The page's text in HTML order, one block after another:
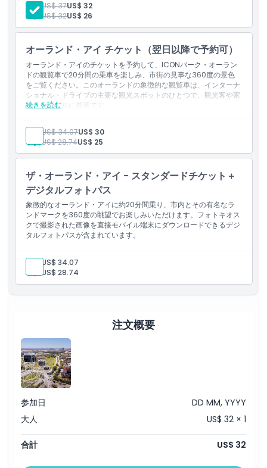
ハイライト
含まれるもの
子供／大人ポリシー
除外事項
注意事項
場所
引換方法
キャンセルポリシー
大人: US$ 37US$ 32
子供:
US$ 32US$ 26
オーランド・アイ チケット（翌日以降で予約可）
オーランド・アイのチケットを予約して、ICONパーク・オーラン
ドの観覧車で20分間の乗車を楽しみ、市街の見事な360度の景色
をご覧ください。このオーランドの象徴的な観覧車は、インターナ
ショナル・ドライブの主要な観光スポットのひとつで、観光客や家
族、カップルに最適です。
続きを読む
ザ・オーランド・アイへの入場（チケットは1回の搭乗にのみ
有効）
税金
デジタル写真
大人: US$ 34.07US$ 30
子供:US$ 28.74US$ 25
ザ・オーランド・アイ - スタンダードチケット＋
デジタルフォトパス
象徴的なオーランド・アイに約20分間乗り、市内とその有名なラ
ンドマークを360度の眺望でお楽しみいただけます。フォトキオス
クで撮影された画像を直接モバイル端末にダウンロードできるデジ
タルフォトパスが含まれています。
大人: US$ 34.07
子供: US$ 28.74
注文概要
参加日
DD MM, YYYY
大人
US$ 32 × 1
合計 US$ 32